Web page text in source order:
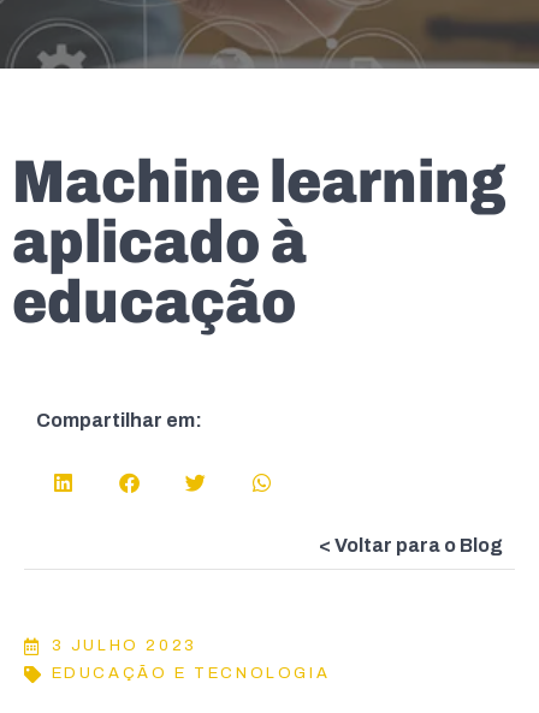
Machine learning
aplicado à
educação
Compartilhar em:
< Voltar para o Blog
3 JULHO 2023
EDUCAÇÃO E TECNOLOGIA